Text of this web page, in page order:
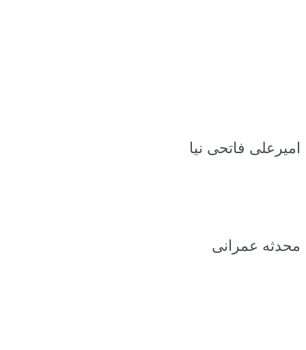
امیرعلی فاتحی نیا
محدثه عمرانی